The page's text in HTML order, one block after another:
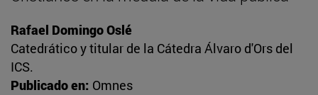
Rafael Domingo Oslé
Catedrático y titular de la Cátedra Álvaro d'Ors del
ICS.
Publicado en: Omnes